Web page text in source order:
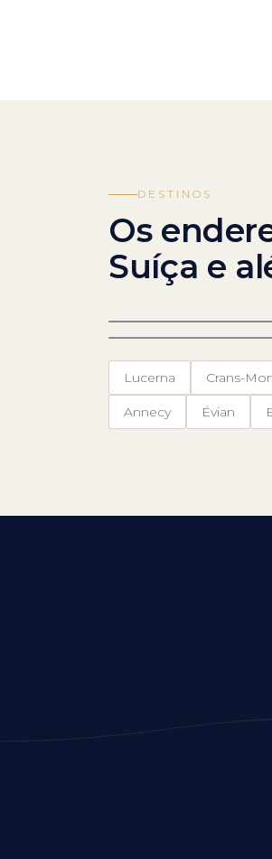
DESTINOS
Os
Suíça e
Genebra
Lucerna Crans-
Annecy Évian